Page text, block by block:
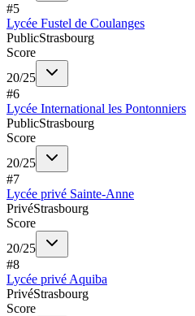
#5
Lycée Fustel de Coulanges
PublicStrasbourg
Score
20/25
#6
Lycée International les Pontonniers
PublicStrasbourg
Score
20/25
#7
Lycée privé Sainte-Anne
PrivéStrasbourg
Score
20/25
#8
Lycée privé Aquiba
PrivéStrasbourg
Score